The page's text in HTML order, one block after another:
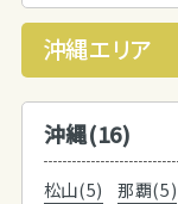
沖縄エリア
沖縄(16)
松山(5) 那覇(5)